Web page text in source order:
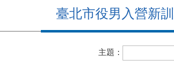
臺北市役男入營新
主題：